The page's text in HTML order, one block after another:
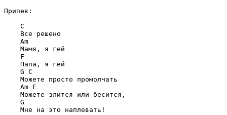
Припев:
C
Am
F
G C
Am F
G
    Мне на это наплевать!